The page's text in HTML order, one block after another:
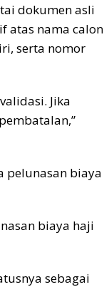
dokumen asli
atas nama calon
serta nomor
Jika
pelunasan biaya
biaya haji
sebagai